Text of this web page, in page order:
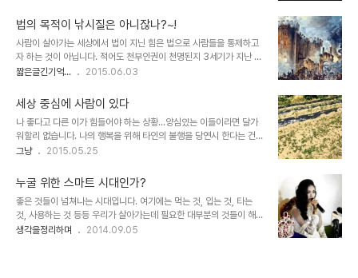
렇게 되는데에 함께 하려고 ..
되는 소재입니다. 결론적으로 사람이 중심이라는 것.네 맞습니다. 중요
한 건 사람입니다. 사람... 세상 중심에 사람이 있다디지털을 말하기 전
에 알아야 할 도리 이미지 출처: goodmenproject.com 혹자는 인
공지능에 바탕을 둔 로봇 시대를 걱정합니다. 근거는 로봇이 인간의 일
자리를 모두 빼앗아 갈 것이라는 가설이죠. 다행스럽게도 적잖은 이들
조금씩 인지하고..
법의 목적이 낚시질은 아니잖나?~!
사람이 살아가는 세상에서 법이 지닌 힘은 법으로 사람들을 통제하고
자 하는 것이 아닙니다. 적어도 천부인권이 천명된지 3세기가 지난 사
람 중심의 21세기 현재에는 너무도 당연한 얘깁니다. 다시말해 법은
갈 수 있도록 하는 최소한의 장치라고 할 수 있습니다. 이를 다른 말로
정의실현이라고 하나요? 이미지 출처: en.wikipedia.org 그런데,
현실을 돌아보면 그렇지 않다는 게 문젭니다.법이라는 것이 죄에 대한
댓가를 치르게 하는 것이 목적이라면 실제 죄를 져야만 하는 전제적 조
건들이 먼저 해결되어야 합니다. 실제 악이라고 해야할 인물들이 떵떵
각해 보시기 바랍니다.수많은 ..
짧은글긴기억... 2015.06.03
세상 중심에 사람이 있다
나 좋다고 다른 이가 힘들어야 하는 상황...양심있는 이들이라면 달가
워할리 없습니다. 나의 행복을 위해 타인의 불행을 당연시 한다는 건
영화 매드맥스가 보여주는 배경과 다를 바 없다고 생각합니다. 그렇게
고 삽니다. 마지막 휴일인 오늘은 부처님 오신날.종교적 믿음으로 다가
서지는 않지만 어떤 절대적 선에 대해 갈구를 하는 불완전한 사람으로
서... 때로 제시되는 문구들이 뇌리에 각인되고, 그것을 실천하고자 하
는 무의식은 어찌할 수 없는 일이기도 합니다. 전날까지 2박3일 대학
동기 가족모임을 다녀와 여독이 채 가시지 않았지만 왠지 산행을 하고
그냥 2015.05.25
누굴 위한 스마트 시대인가?
좋은 것들이 넘쳐나는 시대입니다. 여기에는 먹는 것, 입는 것, 타는
것, 사용하는 것 등등 우리가 살아가는데 필요한 대부분의 것들이 해당
됩니다. 그 혜택을 받아야 할 주체가 사람을 중심으로 한다는 건 당연
생각을정리하며 2014.09.05